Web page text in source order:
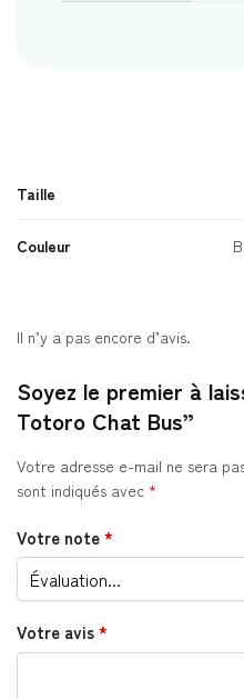
Taille
Couleur
Il n’y a pas encore d’avis.
Soyez le premier à
Totoro Chat Bus”
Votre adresse e-mail ne sera
sont indiqués avec *
Votre note*
Votre avis*